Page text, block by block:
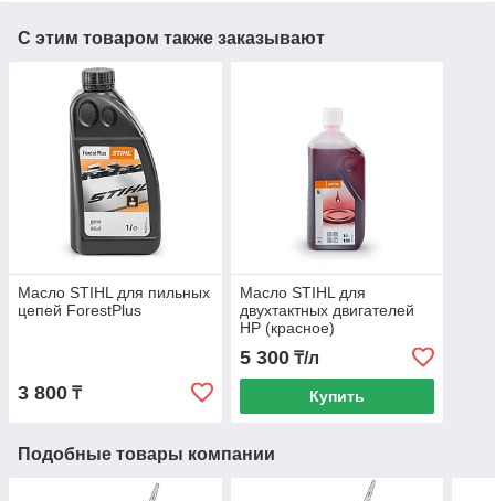
С этим товаром также заказывают
Масло STIHL для пильных
цепей ForestPlus
3 800 ₸
Масло STIHL для
двухтактных двигателей
HP (красное)
5 300₸/л
Купить
Подобные товары компании